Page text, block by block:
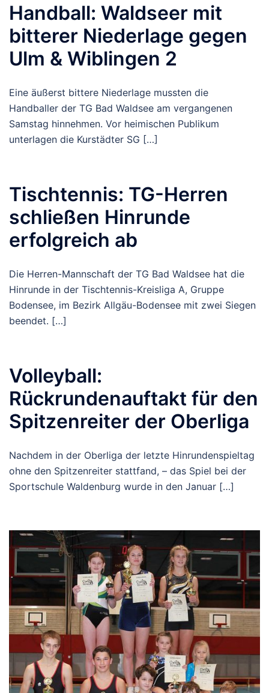
Handball: Waldseer mit
bitterer Niederlage gegen
Ulm & Wiblingen 2
Eine äußerst bittere Niederlage mussten die
Handballer der TG Bad Waldsee am vergangenen
Samstag hinnehmen. Vor heimischen Publikum
unterlagen die Kurstädter SG […]
Tischtennis: TG-Herren
schließen Hinrunde
erfolgreich ab
Die Herren-Mannschaft der TG Bad Waldsee hat die
Hinrunde in der Tischtennis-Kreisliga A, Gruppe
Bodensee, im Bezirk Allgäu-Bodensee mit zwei Siegen
beendet. […]
Volleyball:
Rückrundenauftakt für den
Spitzenreiter der Oberliga
Nachdem in der Oberliga der letzte Hinrundenspieltag
ohne den Spitzenreiter stattfand, – das Spiel bei der
Sportschule Waldenburg wurde in den Januar […]